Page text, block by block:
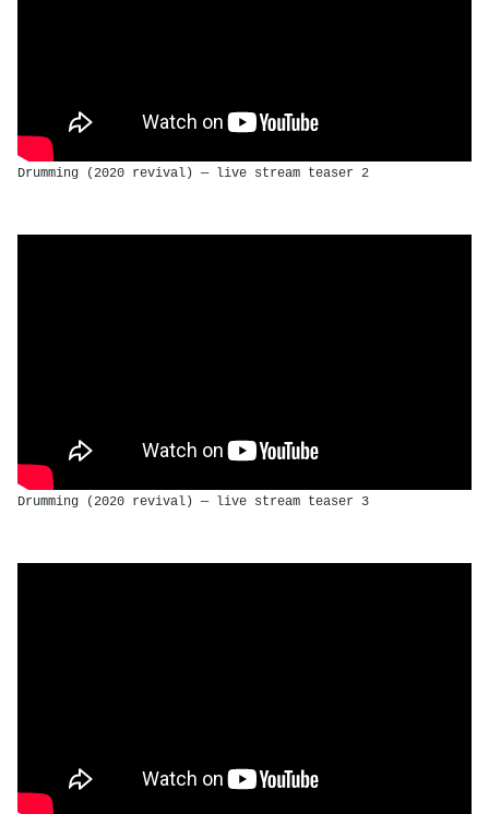
Drumming (2020 revival) — live stream teaser 2
Drumming (2020 revival) — live stream teaser 3